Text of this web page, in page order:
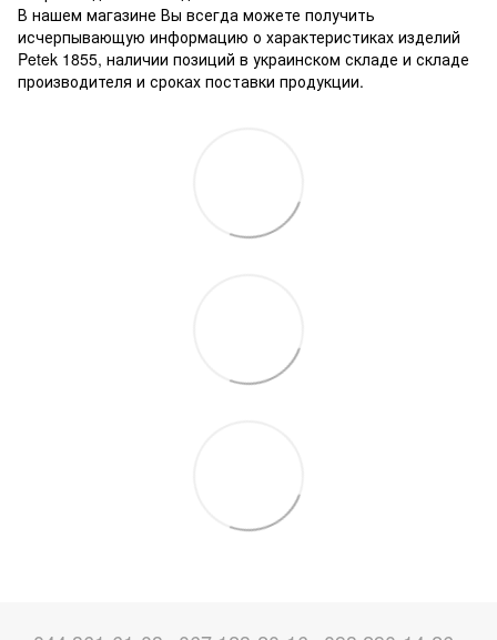
В нашем магазине Вы всегда можете получить
исчерпывающую информацию о характеристиках изделий
Petek 1855, наличии позиций в украинском складе и складе
производителя и сроках поставки продукции.